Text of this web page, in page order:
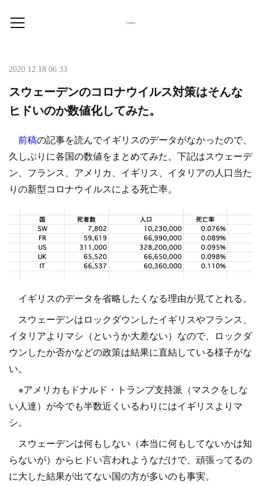
2020.12.18 06:33
スウェーデンのコロナウイルス対策はそんな
ヒドいのか数値化してみた。
前稿の記事を読んでイギリスのデータがなかったので、
久しぶりに各国の数値をまとめてみた。下記はスウェーデ
ン、フランス、アメリカ、イギリス、イタリアの人口当た
りの新型コロナウイルスによる死亡率。
イギリスのデータを省略したくなる理由が見てとれる。
スウェーデンはロックダウンしたイギリスやフランス、
イタリアよりマシ（というか大差ない）なので、ロックダ
ウンしたか否かなどの政策は結果に直結している様子がな
い。
※アメリカもドナルド・トランプ支持派（マスクをしな
い人達）が今でも半数近くいるわりにはイギリスよりマ
シ。
スウェーデンは何もしない（本当に何もしてないかは知
らないが）からヒドい言われようなだけで、頑張ってるの
に大した結果が出てない国の方が多いのも事実。